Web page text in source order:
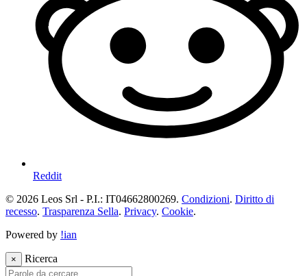
Reddit
© 2026 Leos Srl - P.I.: IT04662800269. Condizioni. Diritto di
recesso. Trasparenza Sella. Privacy. Cookie.
Powered by !ian
× Ricerca